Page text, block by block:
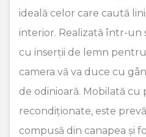
ideală celor care caută
interior. Realizată într-un
cu inserții de lemn
camera vă va duce cu
de odinioară. Mobilată cu
recondiționate, este
compusă din canapea și